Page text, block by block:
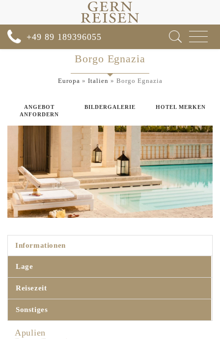
Toggle
+49 89 189396055
Borgo Egnazia
Europa » Italien » Borgo Egnazia
ANGEBOT
ANFORDERN
BILDERGALERIE HOTEL MERKEN
Informationen
Lage
Reisezeit
Sonstiges
Apulien